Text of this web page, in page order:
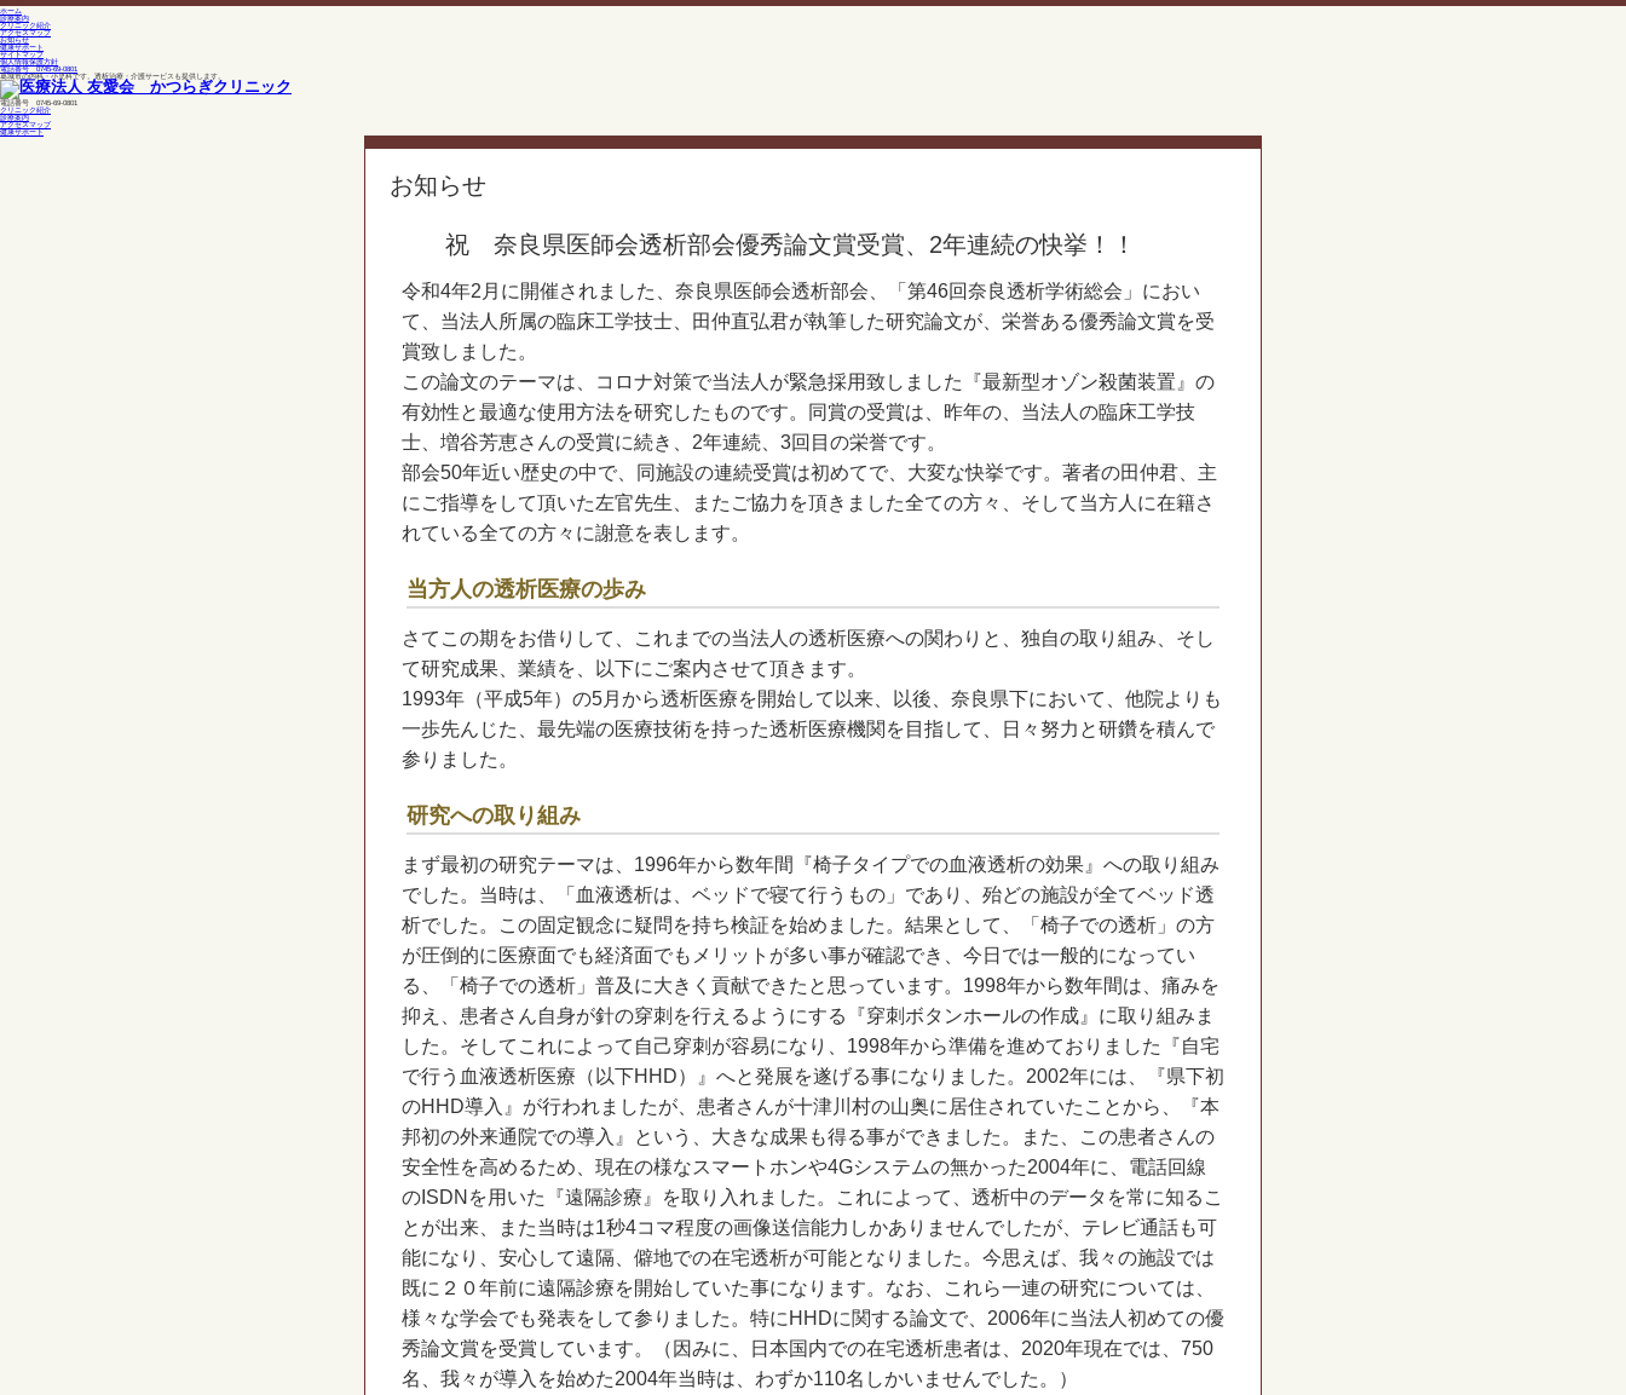
ホーム
診療案内
クリニック紹介
アクセスマップ
お知らせ
健康サポート
サイトマップ
個人情報保護方針
電話番号 0745-69-0801
葛城市の内科・小児科です。透析治療・介護サービスも提供します。
電話番号 0745-69-0801
クリニック紹介
診療案内
アクセスマップ
健康サポート
お知らせ
祝 奈良県医師会透析部会優秀論文賞受賞、2年連続の快挙！！
令和4年2月に開催されました、奈良県医師会透析部会、「第46回奈良透析学術総会」におい
て、当法人所属の臨床工学技士、田仲直弘君が執筆した研究論文が、栄誉ある優秀論文賞を受
賞致しました。
この論文のテーマは、コロナ対策で当法人が緊急採用致しました『最新型オゾン殺菌装置』の
有効性と最適な使用方法を研究したものです。同賞の受賞は、昨年の、当法人の臨床工学技
士、増谷芳恵さんの受賞に続き、2年連続、3回目の栄誉です。
部会50年近い歴史の中で、同施設の連続受賞は初めてで、大変な快挙です。著者の田仲君、主
にご指導をして頂いた左官先生、またご協力を頂きました全ての方々、そして当方人に在籍さ
れている全ての方々に謝意を表します。
当方人の透析医療の歩み
さてこの期をお借りして、これまでの当法人の透析医療への関わりと、独自の取り組み、そし
て研究成果、業績を、以下にご案内させて頂きます。
1993年（平成5年）の5月から透析医療を開始して以来、以後、奈良県下において、他院よりも
一歩先んじた、最先端の医療技術を持った透析医療機関を目指して、日々努力と研鑽を積んで
参りました。
研究への取り組み
まず最初の研究テーマは、1996年から数年間『椅子タイプでの血液透析の効果』への取り組み
でした。当時は、「血液透析は、ベッドで寝て行うもの」であり、殆どの施設が全てベッド透
析でした。この固定観念に疑問を持ち検証を始めました。結果として、「椅子での透析」の方
が圧倒的に医療面でも経済面でもメリットが多い事が確認でき、今日では一般的になってい
る、「椅子での透析」普及に大きく貢献できたと思っています。1998年から数年間は、痛みを
抑え、患者さん自身が針の穿刺を行えるようにする『穿刺ボタンホールの作成』に取り組みま
した。そしてこれによって自己穿刺が容易になり、1998年から準備を進めておりました『自宅
で行う血液透析医療（以下HHD）』へと発展を遂げる事になりました。2002年には、『県下初
のHHD導入』が行われましたが、患者さんが十津川村の山奥に居住されていたことから、『本
邦初の外来通院での導入』という、大きな成果も得る事ができました。また、この患者さんの
安全性を高めるため、現在の様なスマートホンや4Gシステムの無かった2004年に、電話回線
のISDNを用いた『遠隔診療』を取り入れました。これによって、透析中のデータを常に知るこ
とが出来、また当時は1秒4コマ程度の画像送信能力しかありませんでしたが、テレビ通話も可
能になり、安心して遠隔、僻地での在宅透析が可能となりました。今思えば、我々の施設では
既に２０年前に遠隔診療を開始していた事になります。なお、これら一連の研究については、
様々な学会でも発表をして参りました。特にHHDに関する論文で、2006年に当法人初めての優
秀論文賞を受賞しています。（因みに、日本国内での在宅透析患者は、2020年現在では、750
名、我々が導入を始めた2004年当時は、わずか110名しかいませんでした。）